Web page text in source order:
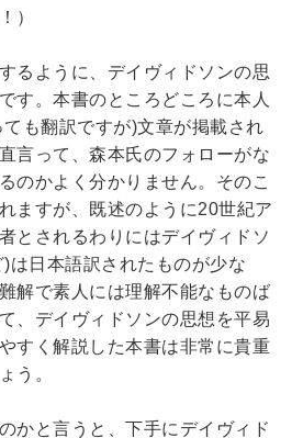
）
るように、デイヴィドソンの思
す。本書のところどころに本人
も翻訳ですが)文章が掲載され
言って、森本氏のフォローがな
のかよく分かりません。そのこ
ますが、既述のように20世紀ア
とされるわりにはデイヴィドソ
は日本語訳されたものが少な
解で素人には理解不能なものば
、デイヴィドソンの思想を平易
すく解説した本書は非常に貴重
う。
かと言うと、下手にデイヴィド